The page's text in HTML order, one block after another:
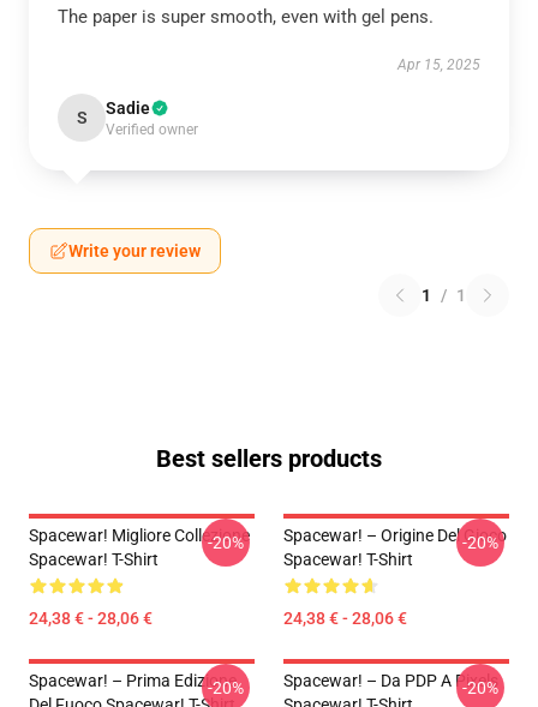
The paper is super smooth, even with gel pens.
Apr 15, 2025
S Sadie
Verified owner
Write your review
1 / 1
Best sellers products
Spacewar! Migliore Collezione
Spacewar! T-Shirt
24,38 € - 28,06 €
-20%
Spacewar! – Origine Del Gioco
Spacewar! T-Shirt
24,38 € - 28,06 €
-20%
Spacewar! – Prima Edizione
-20%
Spacewar! – Da PDP A Pixels
-20%